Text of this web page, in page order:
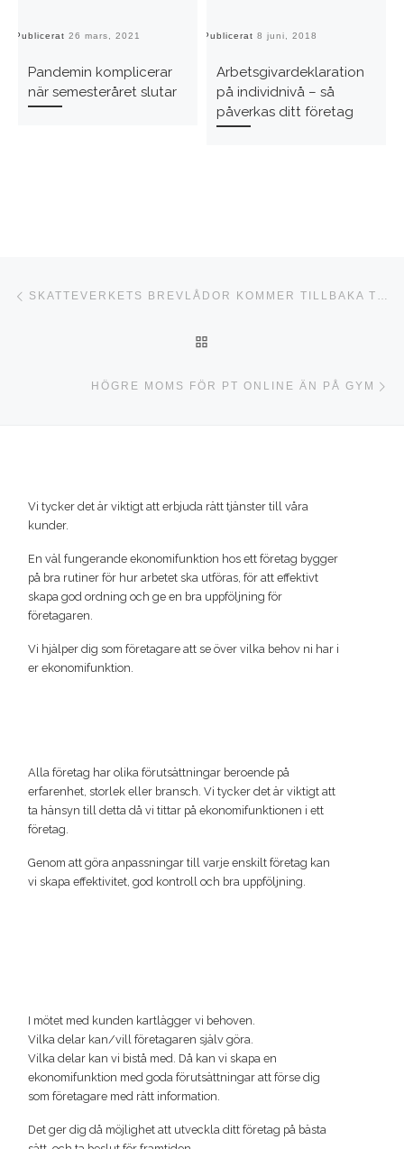
Publicerat 26 mars, 2021
Pandemin komplicerar
när semesteråret slutar
Publicerat 8 juni, 2018
Arbetsgivardeklaration
på individnivå – så
påverkas ditt företag
Inläggsnavigering SKATTEVERKETS BREVLÅDOR KOMMER TILLBAKA TILL DEKLARATIONEN
HÖGRE MOMS FÖR PT ONLINE ÄN PÅ GYM
Vi tycker det är viktigt att erbjuda rätt tjänster till våra
kunder.
En väl fungerande ekonomifunktion hos ett företag bygger
på bra rutiner för hur arbetet ska utföras, för att effektivt
skapa god ordning och ge en bra uppföljning för
företagaren.
Vi hjälper dig som företagare att se över vilka behov ni har i
er ekonomifunktion.
Alla företag har olika förutsättningar beroende på
erfarenhet, storlek eller bransch. Vi tycker det är viktigt att
ta hänsyn till detta då vi tittar på ekonomifunktionen i ett
företag.
Genom att göra anpassningar till varje enskilt företag kan
vi skapa effektivitet, god kontroll och bra uppföljning.
I mötet med kunden kartlägger vi behoven.
Vilka delar kan/vill företagaren själv göra.
Vilka delar kan vi bistå med. Då kan vi skapa en
ekonomifunktion med goda förutsättningar att förse dig
som företagare med rätt information.
Det ger dig då möjlighet att utveckla ditt företag på bästa